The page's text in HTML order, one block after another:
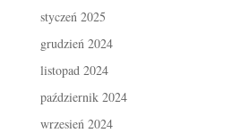
styczeń 2025
grudzień 2024
listopad 2024
październik 2024
wrzesień 2024